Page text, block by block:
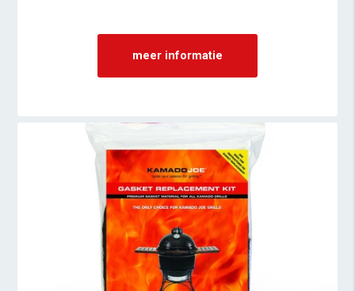
meer informatie